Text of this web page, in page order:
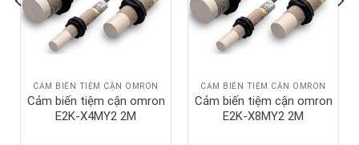
CẢM BIẾN TIỆM CẬN OMRON
Cảm biến tiệm cận omron
E2K-X4MY2 2M
CẢM BIẾN TIỆM CẬN OMRON
Cảm biến tiệm cận omron
E2K-X8MY2 2M